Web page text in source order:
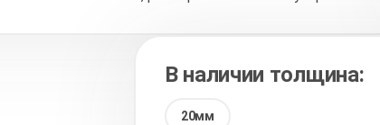
В наличии толщина:
20мм